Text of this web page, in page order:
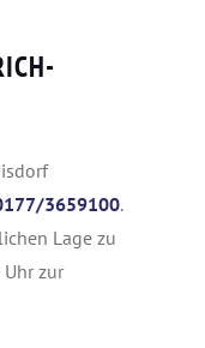
3659100.
Lage zu
zur